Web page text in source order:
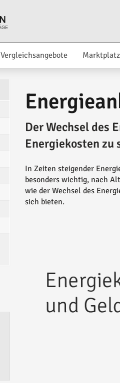
Vergleichsangebote Marktplatz
Der Wechsel des
Energiekosten
In Zeiten steigender
besonders wichtig, nach
wie der Wechsel des
sich bieten.